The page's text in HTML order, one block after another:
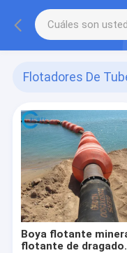
Flotadores De
Boya flotante
flotante de dragado